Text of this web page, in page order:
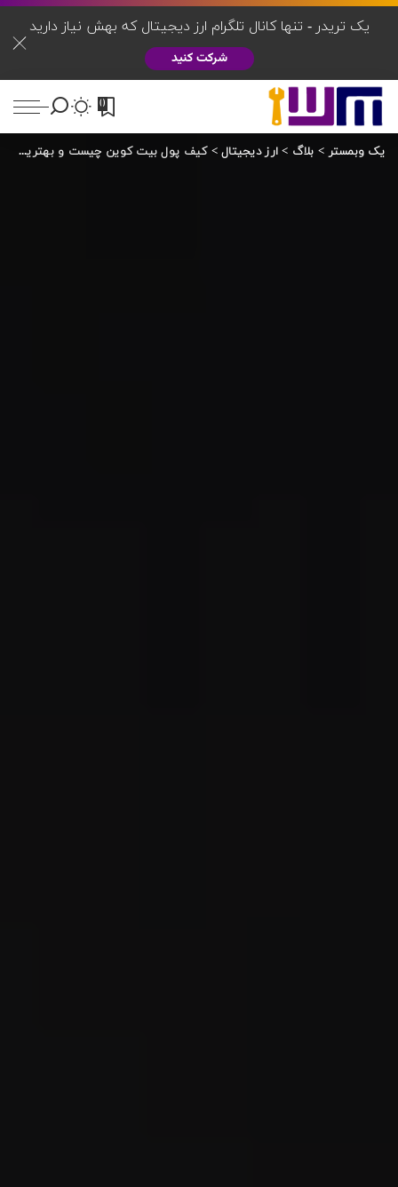
یک تریدر - تنها کانال تلگرام ارز دیجیتال که بهش نیاز دارید
شرکت کنید
0
یک وبمستر> بلاگ > ارز دیجیتال>کیف پول بیت کوین چیست و بهترین آن کدام است